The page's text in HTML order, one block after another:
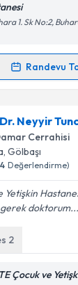
işlenmesini
Takvim
1. Sk No:2,
Randevu
Talebi
Öneriçin
bu uzmandan
e-
verilerimin
okudum ve
işlenmesini
Neyyir
Cerrahisi
, Gölbaşı
4 Değerlendirme)
doktorum...
2
Çocuk ve